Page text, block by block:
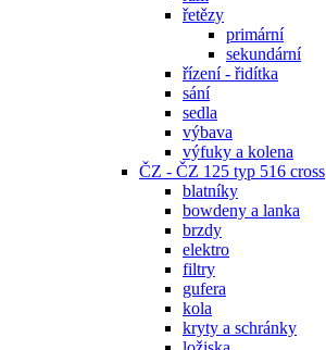
řetězy
primární
sekundární
řízení - řidítka
sání
sedla
výbava
výfuky a kolena
ČZ - ČZ 125 typ 516 cross
blatníky
bowdeny a lanka
brzdy
elektro
filtry
gufera
kola
kryty a schránky